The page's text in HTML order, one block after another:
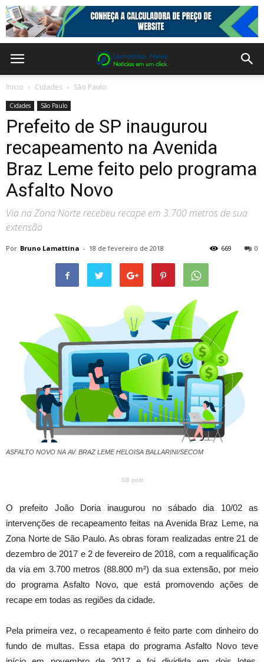
Inicio Cidades São Paulo
Cidades São Paulo
Prefeito de SP inaugurou
recapeamento na Avenida
Braz Leme feito pelo programa
Asfalto Novo
Via na Zona Norte recebeu recape em 3.700 metros de sua
extensão
Por Bruno Lamattina - 18 de fevereiro de 2018 0
669
ASFALTO NOVO NA AV. BRAZ LEME HELOISA BALLARINI/SECOM
SB post
O prefeito João Doria inaugurou no sábado dia 10/02 as
intervenções de recapeamento feitas na Avenida Braz Leme, na
Zona Norte de São Paulo. As obras foram realizadas entre 21 de
dezembro de 2017 e 2 de fevereiro de 2018, com a requalificação
da via em 3.700 metros (88.800 m²) da sua extensão, por meio
do programa Asfalto Novo, que está promovendo ações de
recape em todas as regiões da cidade.
Pela primeira vez, o recapeamento é feito parte com dinheiro do
fundo de multas. Essa etapa do programa Asfalto Novo teve